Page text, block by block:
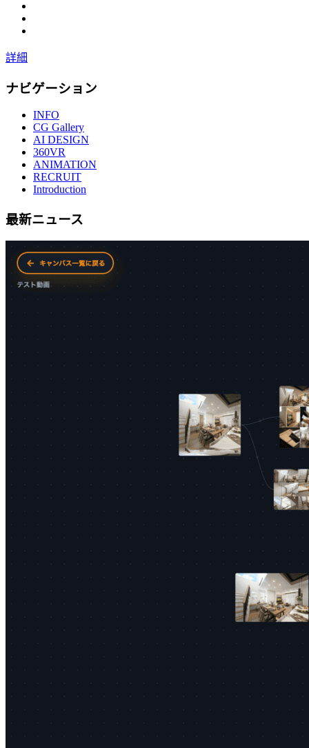
詳細
ナビゲーション
INFO
CG Gallery
AI DESIGN
360VR
ANIMATION
RECRUIT
Introduction
最新ニュース